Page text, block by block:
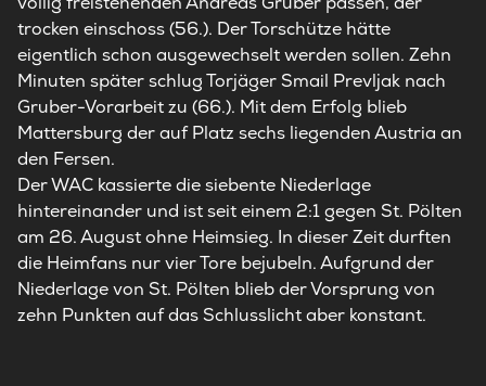
trocken einschoss (56.). Der Torschütze hätte
eigentlich schon ausgewechselt werden sollen. Zehn
Minuten später schlug Torjäger Smail Prevljak nach
Gruber-Vorarbeit zu (66.). Mit dem Erfolg blieb
Mattersburg der auf Platz sechs liegenden Austria an
den Fersen.
Der WAC kassierte die siebente Niederlage
hintereinander und ist seit einem 2:1 gegen St. Pölten
am 26. August ohne Heimsieg. In dieser Zeit durften
die Heimfans nur vier Tore bejubeln. Aufgrund der
Niederlage von St. Pölten blieb der Vorsprung von
zehn Punkten auf das Schlusslicht aber konstant.